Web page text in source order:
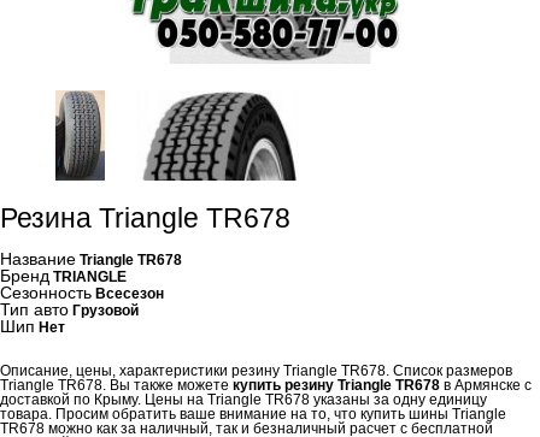
Резина Triangle TR678
Название Triangle TR678
Бренд TRIANGLE
Сезонность Всесезон
Тип авто Грузовой
Шип Нет
Описание, цены, характеристики резину Triangle TR678. Список размеров
Triangle TR678. Вы также можете купить резину Triangle TR678 в Армянске с
доставкой по Крыму. Цены на Triangle TR678 указаны за одну единицу
товара. Просим обратить ваше внимание на то, что купить шины Triangle
TR678 можно как за наличный, так и безналичный расчет с бесплатной